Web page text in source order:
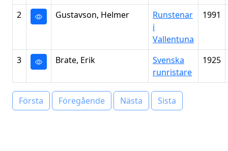
2 Gustavson, Helmer
Runstenar
i
Vallentuna
1991
3 Brate, Erik
Svenska
runristare
1925
Första Föregående Nästa Sista